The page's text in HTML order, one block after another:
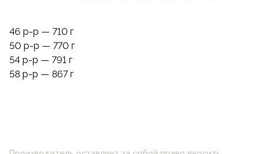
46 р-р — 710 г
50 р-р — 770 г
54 р-р — 791 г
58 р-р — 867 г